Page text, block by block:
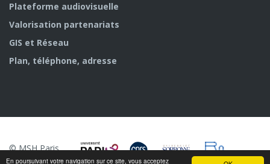
En poursuivant votre navigation sur ce site, vous acceptez
Plateforme audiovisuelle
Valorisation partenariats
GIS et Réseau
Plan, téléphone, adresse
© MSH Paris
Nord